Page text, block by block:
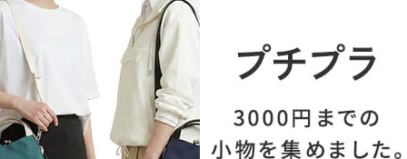
イントです！
リップケース レディース 鏡付き ミラー付き かがみ カガミ リ
ップ スティック 口紅 グロス ルージュ ティント バーム クレヨ
ン チューブ パウダー バッグイン コスメ 化粧品 小物 マルチ
収納 おすすめ 女性が 喜ぶ 喜ばれる プレゼント もらって 嬉
しい ちょっと 良いもの いいもの 日本製 京都 ガマグチ がま
ぐち 猫 ねこ ゴールド ゴージャス 箔 金箔